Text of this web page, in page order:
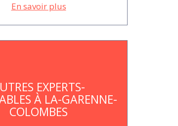
En savoir plus
EXPERTS-
À LA-GARENNE-
COLOMBES